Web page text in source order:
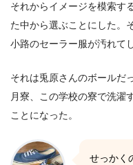
それからイメージを模索す
た中から選ぶことにした。
小路のセーラー服が汚れて
それは兎原さんのボールだ
月寮、この学校の寮で洗濯
ことになった。
せっかく